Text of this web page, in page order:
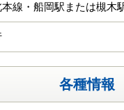
本線・船岡駅または槻木
各種情報